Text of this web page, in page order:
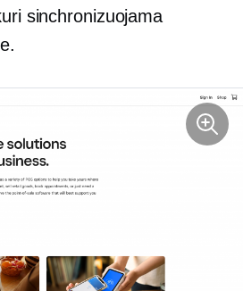
sinchronizuojama